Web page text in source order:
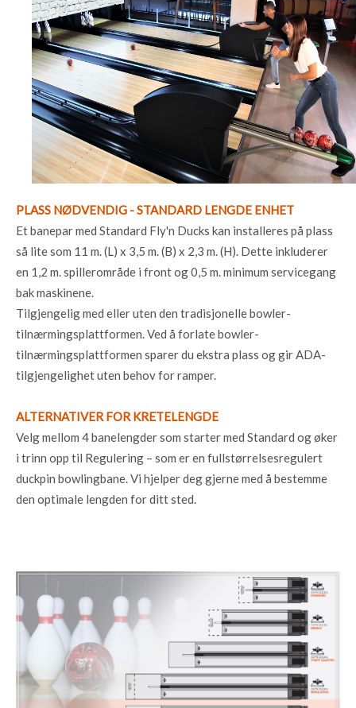
PLASS NØDVENDIG - STANDARD LENGDE ENHET
Et banepar med Standard Fly'n Ducks kan installeres på plass
så lite som 11 m. (L) x 3,5 m. (B) x 2,3 m. (H). Dette inkluderer
en 1,2 m. spillerområde i front og 0,5 m. minimum servicegang
bak maskinene.
Tilgjengelig med eller uten den tradisjonelle bowler-
tilnærmingsplattformen. Ved å forlate bowler-
tilnærmingsplattformen sparer du ekstra plass og gir ADA-
tilgjengelighet uten behov for ramper.
ALTERNATIVER FOR KRETELENGDE
Velg mellom 4 banelengder som starter med Standard og øker
i trinn opp til Regulering – som er en fullstørrelsesregulert
duckpin bowlingbane. Vi hjelper deg gjerne med å bestemme
den optimale lengden for ditt sted.